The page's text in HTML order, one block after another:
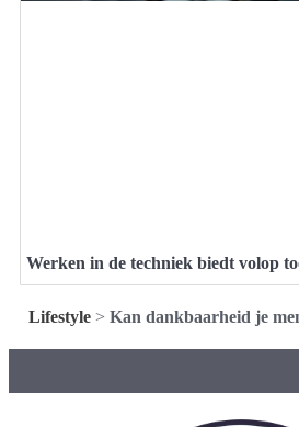
Werken in de techniek biedt volop
Lifestyle> Kan dankbaarheid je